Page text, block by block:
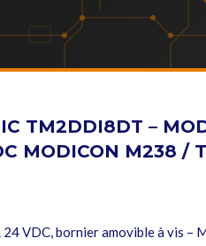
TM2DDI8DT –
MODICON M238 /
VDC, bornier amovible à vis –